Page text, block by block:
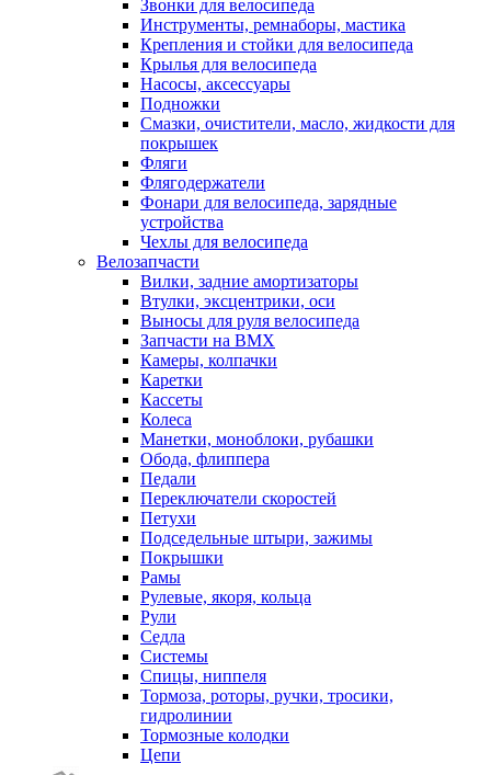
Звонки для велосипеда
Инструменты, ремнаборы, мастика
Крепления и стойки для велосипеда
Крылья для велосипеда
Насосы, аксессуары
Подножки
Смазки, очистители, масло, жидкости для
покрышек
Фляги
Флягодержатели
Фонари для велосипеда, зарядные
устройства
Чехлы для велосипеда
Велозапчасти
Вилки, задние амортизаторы
Втулки, эксцентрики, оси
Выносы для руля велосипеда
Запчасти на BMX
Камеры, колпачки
Каретки
Кассеты
Колеса
Манетки, моноблоки, рубашки
Обода, флиппера
Педали
Переключатели скоростей
Петухи
Подседельные штыри, зажимы
Покрышки
Рамы
Рулевые, якоря, кольца
Рули
Седла
Системы
Спицы, ниппеля
Тормоза, роторы, ручки, тросики,
гидролинии
Тормозные колодки
Цепи